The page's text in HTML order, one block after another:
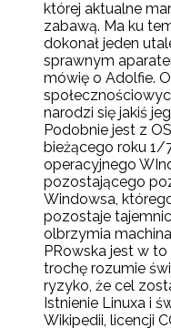
której aktualne
zabawą. Ma ku
dokonał jeden
sprawnym
mówię o Adolfie.
narodzi się jakiś
Podobnie jest z
bieżącego roku 1/
operacyjnego
pozostającego
Windowsa,
pozostaje
olbrzymia
PRowska jest w to
trochę rozumie
ryzyko, że cel
Istnienie Linuxa i
Wikipedii, licencji